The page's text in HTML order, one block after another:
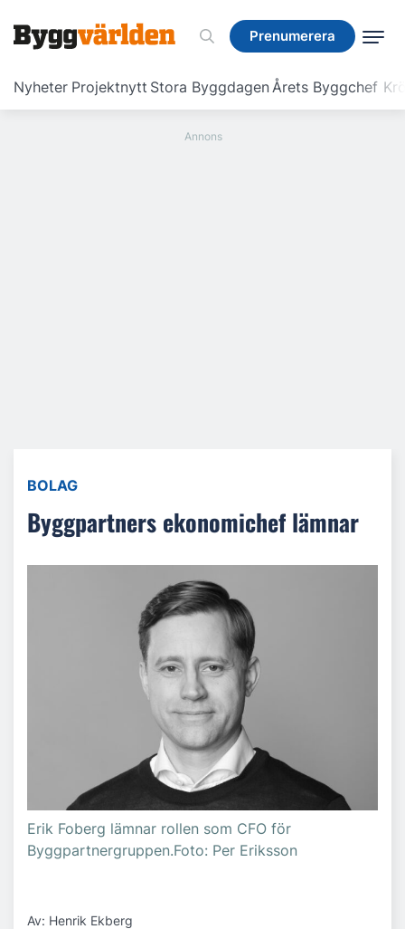
Prenumerera
Nyheter Projektnytt Stora ByggdagenÅrets Byggchef
Prenumerera
BOLAG
Byggpartners ekonomichef lämnar
Erik Foberg lämnar rollen som CFO för
Byggpartnergruppen.Foto: Per Eriksson
Av: Henrik Ekberg